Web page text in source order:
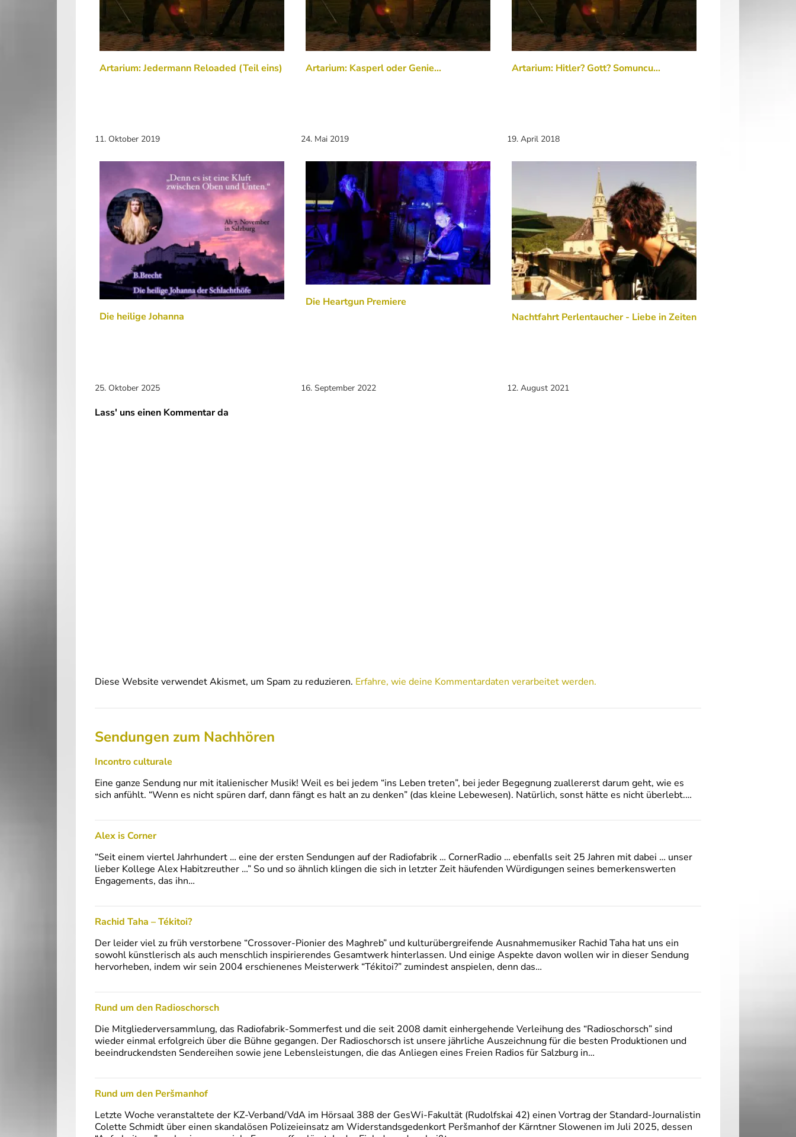
Artarium: Jedermann Reloaded (Teil eins)
11. Oktober 2019
Artarium: Kasperl oder Genie...
24. Mai 2019
Artarium: Hitler? Gott? Somuncu…
19. April 2018
Die heilige Johanna
25. Oktober 2025
Die Heartgun Premiere
16. September 2022
Nachtfahrt Perlentaucher - Liebe in Zeiten
12. August 2021
Lass' uns einen Kommentar da
Diese Website verwendet Akismet, um Spam zu reduzieren. Erfahre, wie deine Kommentardaten verarbeitet werden.
Sendungen zum Nachhören
Incontro culturale
Eine ganze Sendung nur mit italienischer Musik! Weil es bei jedem “ins Leben treten”, bei jeder Begegnung zuallererst darum geht, wie es
sich anfühlt. “Wenn es nicht spüren darf, dann fängt es halt an zu denken” (das kleine Lebewesen). Natürlich, sonst hätte es nicht überlebt.…
Alex is Corner
“Seit einem viertel Jahrhundert … eine der ersten Sendungen auf der Radiofabrik … CornerRadio … ebenfalls seit 25 Jahren mit dabei … unser
lieber Kollege Alex Habitzreuther …” So und so ähnlich klingen die sich in letzter Zeit häufenden Würdigungen seines bemerkenswerten
Engagements, das ihn…
Rachid Taha – Tékitoi?
Der leider viel zu früh verstorbene “Crossover-Pionier des Maghreb” und kulturübergreifende Ausnahmemusiker Rachid Taha hat uns ein
sowohl künstlerisch als auch menschlich inspirierendes Gesamtwerk hinterlassen. Und einige Aspekte davon wollen wir in dieser Sendung
hervorheben, indem wir sein 2004 erschienenes Meisterwerk “Tékitoi?” zumindest anspielen, denn das…
Rund um den Radioschorsch
Die Mitgliederversammlung, das Radiofabrik-Sommerfest und die seit 2008 damit einhergehende Verleihung des “Radioschorsch” sind
wieder einmal erfolgreich über die Bühne gegangen. Der Radioschorsch ist unsere jährliche Auszeichnung für die besten Produktionen und
beeindruckendsten Sendereihen sowie jene Lebensleistungen, die das Anliegen eines Freien Radios für Salzburg in…
Rund um den Peršmanhof
Letzte Woche veranstaltete der KZ-Verband/VdA im Hörsaal 388 der GesWi-Fakultät (Rudolfskai 42) einen Vortrag der Standard-Journalistin
Colette Schmidt über einen skandalösen Polizeieinsatz am Widerstandsgedenkort Peršmanhof der Kärntner Slowenen im Juli 2025, dessen